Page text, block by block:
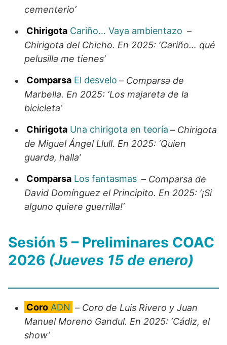
cementerio’
Chirigota Cariño… Vaya ambientazo –
Chirigota del Chicho. En 2025: ‘Cariño… qué
pelusilla me tienes’
Comparsa El desvelo – Comparsa de
Marbella. En 2025: ‘Los majareta de la
bicicleta’
Chirigota Una chirigota en teoría – Chirigota
de Miguel Ángel Llull. En 2025: ‘Quien
guarda, halla’
Comparsa Los fantasmas – Comparsa de
David Domínguez el Principito. En 2025: ‘¡Si
alguno quiere guerrilla!’
Sesión 5 – Preliminares COAC
2026 (Jueves 15 de enero)
Coro ADN – Coro de Luis Rivero y Juan
Manuel Moreno Gandul. En 2025: ‘Cádiz, el
show’